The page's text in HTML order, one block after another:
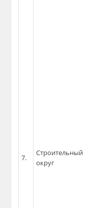
7.
Строительный
округ